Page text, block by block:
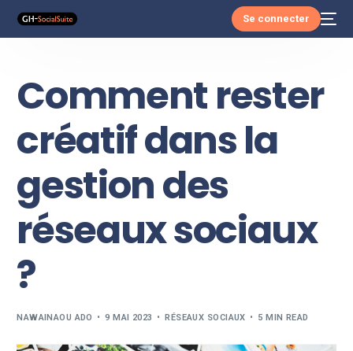
Se connecter
Comment rester
créatif dans la
gestion des
réseaux sociaux
?
NAWAINAOU ADO 9 MAI 2023 RÉSEAUX SOCIAUX 5 MIN READ